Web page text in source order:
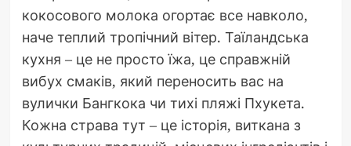
кокосового молока огортає все навколо,
наче теплий тропічний вітер. Таїландська
кухня – це не просто їжа, це справжній
вибух смаків, який переносить вас на
вулички Бангкока чи тихі пляжі Пхукета.
Кожна страва тут – це історія, виткана з